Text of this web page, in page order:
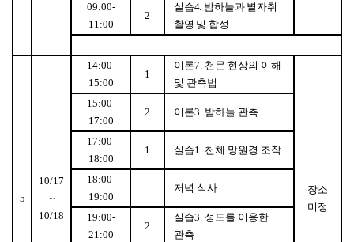
09:00-
11:00
2
실습4. 밤하늘과 별자취
촬영 및 합성
5
10/17
~
10/18
14:00-
15:00
1
이론7. 천문 현상의 이해
및 관측법
장소
미정
15:00-
17:00
2 이론3. 밤하늘 관측
17:00-
18:00
1 실습1. 천체 망원경 조작
18:00-
19:00
저녁 식사
19:00-
21:00
2
실습3. 성도를 이용한
관측